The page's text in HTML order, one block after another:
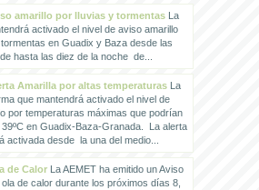
amarillo por lluvias y tormentasLa
activado el nivel de aviso amarillo
en Guadix y Baza desde las
hasta las diez de la noche de...
Amarilla por altas temperaturasLa
que mantendrá activado el nivel de
por temperaturas máximas que podrían
en Guadix-Baza-Granada. La alerta
activada desde la una del medio...
de CalorLa AEMET ha emitido un Aviso
de calor durante los próximos días 8,